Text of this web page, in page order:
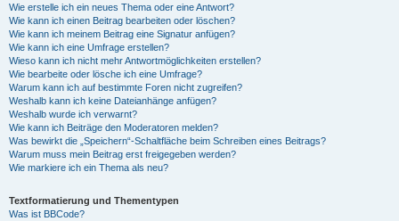
Wie erstelle ich ein neues Thema oder eine Antwort?
Wie kann ich einen Beitrag bearbeiten oder löschen?
Wie kann ich meinem Beitrag eine Signatur anfügen?
Wie kann ich eine Umfrage erstellen?
Wieso kann ich nicht mehr Antwortmöglichkeiten erstellen?
Wie bearbeite oder lösche ich eine Umfrage?
Warum kann ich auf bestimmte Foren nicht zugreifen?
Weshalb kann ich keine Dateianhänge anfügen?
Weshalb wurde ich verwarnt?
Wie kann ich Beiträge den Moderatoren melden?
Was bewirkt die „Speichern“-Schaltfläche beim Schreiben eines Beitrags?
Warum muss mein Beitrag erst freigegeben werden?
Wie markiere ich ein Thema als neu?
Textformatierung und Thementypen
Was ist BBCode?